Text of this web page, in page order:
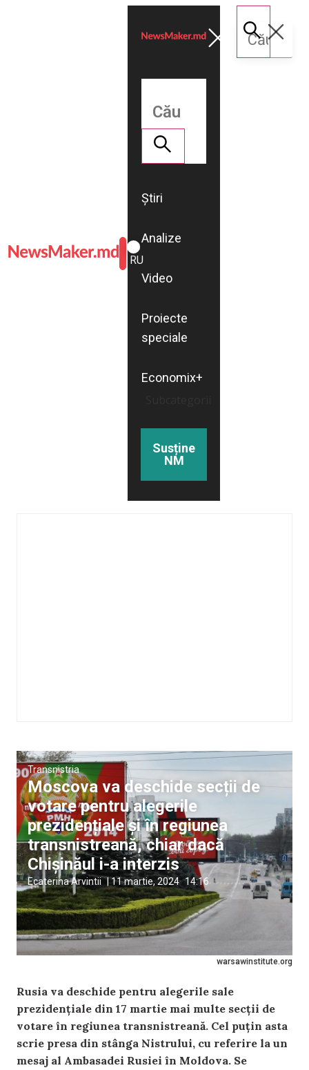
ROMÂNĂ
RU
Știri
Analize
Video
Proiecte
speciale
Economix+
Susține
NM
warsawinstitute.org
Transnistria
Moscova va deschide secții de
votare pentru alegerile
prezidențiale și în regiunea
transnistreană, chiar dacă
Chișinăul i-a interzis
Ecaterina Arvintii |11 martie, 2024 14:16
Rusia va deschide pentru alegerile sale
prezidențiale din 17 martie mai multe secții de
votare în regiunea transnistreană. Cel puțin asta
scrie presa din stânga Nistrului, cu referire la un
mesaj al Ambasadei Rusiei în Moldova. Se